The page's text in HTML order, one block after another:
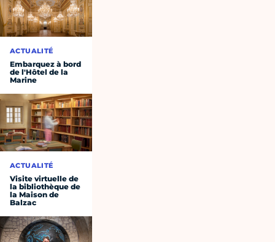
ACTUALITÉ
Embarquez à bord
de l'Hôtel de la
Marine
ACTUALITÉ
Visite virtuelle de
la bibliothèque de
la Maison de
Balzac